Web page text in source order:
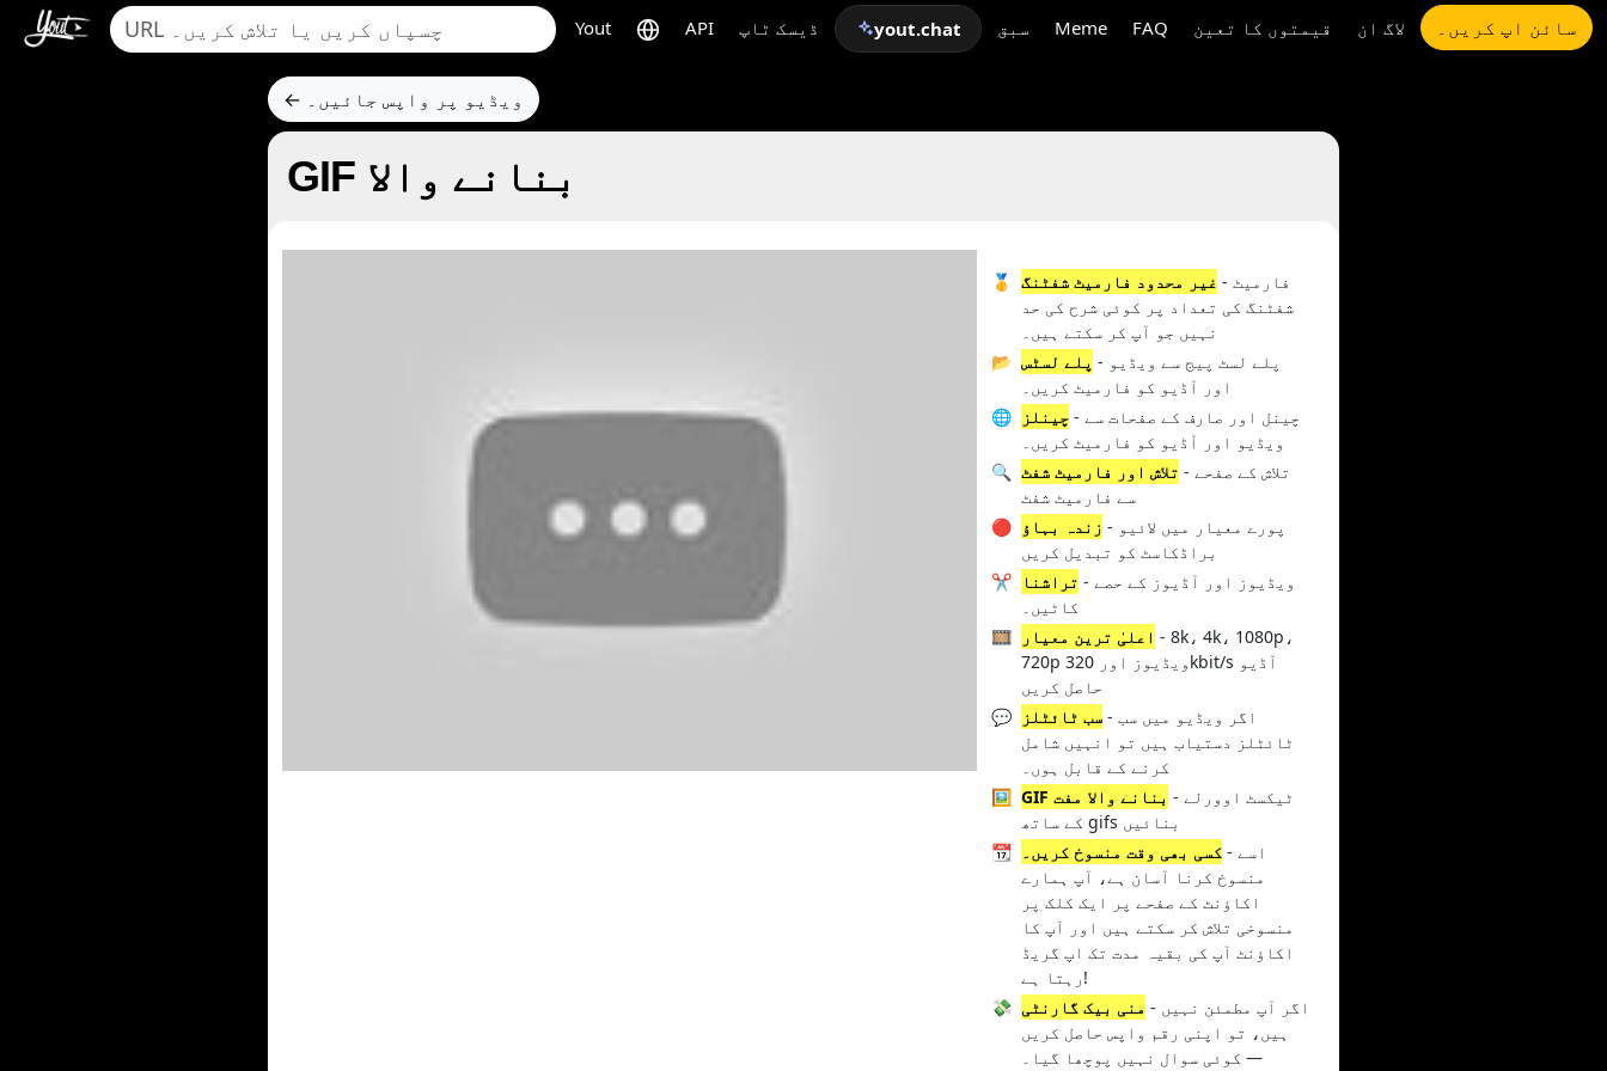
Yout API ڈیسک ٹاپ yout.chat سبق Meme FAQ قیمتوں کا تعین لاگ ان سائن اپ کریں۔
← ویڈیو پر واپس جائیں۔
GIF بنانے والا
🥇 غیر محدود فارمیٹ شفٹنگ - فارمیٹ
شفٹنگ کی تعداد پر کوئی شرح کی حد
نہیں جو آپ کر سکتے ہیں۔
📂 پلے لسٹس - پلے لسٹ پیج سے ویڈیو
اور آڈیو کو فارمیٹ کریں۔
🌐
چینلز - چینل اور صارف کے صفحات سے
ویڈیو اور آڈیو کو فارمیٹ کریں۔
🔍 تلاش اور فارمیٹ شفٹ - تلاش کے صفحے
سے فارمیٹ شفٹ
🔴 زندہ بہاؤ - پورے معیار میں لائیو
براڈکاسٹ کو تبدیل کریں
✂️
تراشنا - ویڈیوز اور آڈیوز کے حصے
کاٹیں۔
🎞️
اعلیٰ ترین معیار - 8k، 4k، 1080p،
720p ویڈیوز اور 320kbit/s آڈیو
حاصل کریں
💬
سب ٹائٹلز - اگر ویڈیو میں سب
ٹائٹلز دستیاب ہیں تو انہیں شامل
کرنے کے قابل ہوں۔
🖼️
GIF بنانے والا مفت - ٹیکسٹ اوورلے
کے ساتھ gifs بنائیں
📆 کسی بھی وقت منسوخ کریں۔ - اسے
منسوخ کرنا آسان ہے، آپ ہمارے
اکاؤنٹ کے صفحے پر ایک کلک پر
منسوخی تلاش کر سکتے ہیں اور آپ کا
اکاؤنٹ آپ کی بقیہ مدت تک اپ گریڈ
رہتا ہے!
💸 منی بیک گارنٹی - اگر آپ مطمئن نہیں
ہیں، تو اپنی رقم واپس حاصل کریں
— کوئی سوال نہیں پوچھا گیا۔